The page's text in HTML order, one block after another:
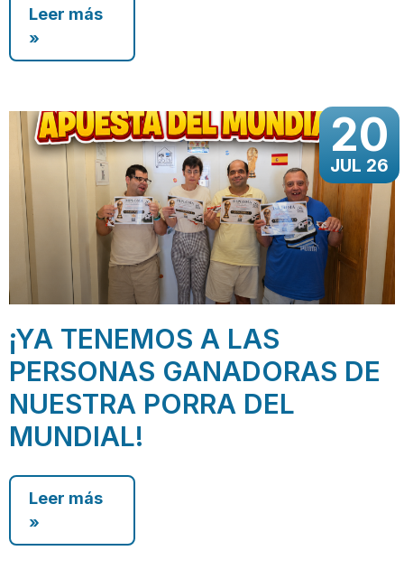
Leer más
»
20
JUL 26
¡YA TENEMOS A LAS
PERSONAS GANADORAS DE
NUESTRA PORRA DEL
MUNDIAL!
Leer más
»